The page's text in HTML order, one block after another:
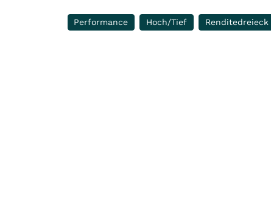
Performance Hoch/Tief Renditedreieck